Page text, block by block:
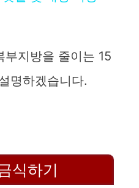
y
V
d
부지방을 줄이는 15
명하겠습니다.
식하기